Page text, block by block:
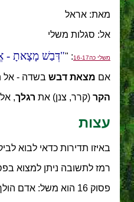
מאת: אראל
אל: סגלות משלי
משלי כה16-17 : " דְּבַשׁ מָצָאתָ -
אם מצאת דבש בשדה - אל
הקר (קרר, צנן) את רגלך,
עצות
באיזו תדירות כדאי לבוא
רמז לתשובה ניתן למצוא
פסוק 16 הוא משל: אדם הולך ביער